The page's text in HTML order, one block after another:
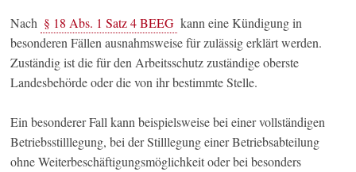
Nach § 18 Abs. 1 Satz 4 BEEG kann eine Kündigung in
besonderen Fällen ausnahmsweise für zulässig erklärt werden.
Zuständig ist die für den Arbeitsschutz zuständige oberste
Landesbehörde oder die von ihr bestimmte Stelle.
Ein besonderer Fall kann beispielsweise bei einer vollständigen
Betriebsstilllegung, bei der Stilllegung einer Betriebsabteilung
ohne Weiterbeschäftigungsmöglichkeit oder bei besonders